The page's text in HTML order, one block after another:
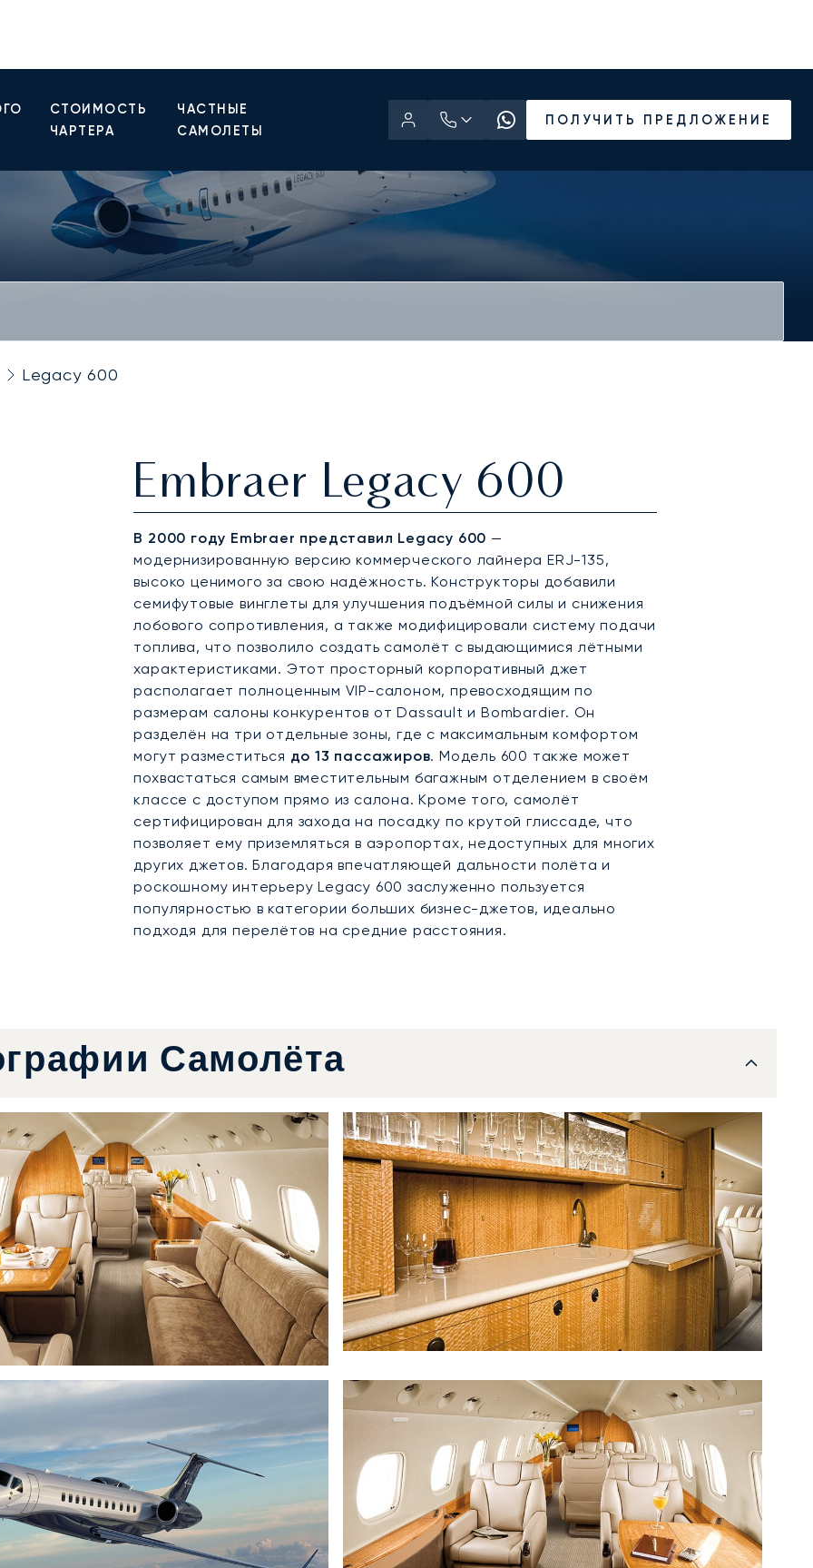
СТОИМОСТЬ
ЧАРТЕРА
ЧАСТНЫЕ
САМОЛЕТЫ
ПОЛУЧИТЬ ПРЕДЛОЖЕНИЕ
Legacy 600
Embraer Legacy 600
В 2000 году Embraer представил Legacy 600 —
модернизированную версию коммерческого лайнера ERJ-135,
высоко ценимого за свою надёжность. Конструкторы добавили
семифутовые винглеты для улучшения подъёмной силы и снижения
лобового сопротивления, а также модифицировали систему подачи
топлива, что позволило создать самолёт с выдающимися лётными
характеристиками. Этот просторный корпоративный джет
располагает полноценным VIP-салоном, превосходящим по
размерам салоны конкурентов от Dassault и Bombardier. Он
разделён на три отдельные зоны, где с максимальным комфортом
могут разместиться до 13 пассажиров. Модель 600 также может
похвастаться самым вместительным багажным отделением в своём
классе с доступом прямо из салона. Кроме того, самолёт
сертифицирован для захода на посадку по крутой глиссаде, что
позволяет ему приземляться в аэропортах, недоступных для многих
других джетов. Благодаря впечатляющей дальности полёта и
роскошному интерьеру Legacy 600 заслуженно пользуется
популярностью в категории больших бизнес-джетов, идеально
подходя для перелётов на средние расстояния.
Самолёта